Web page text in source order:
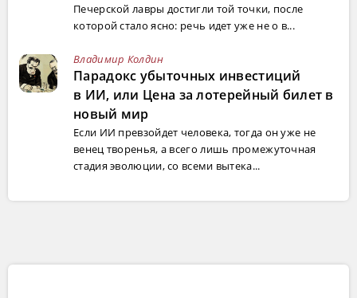
Печерской лавры достигли той точки, после
которой стало ясно: речь идет уже не о в...
Владимир Колдин
Парадокс убыточных инвестиций
в ИИ, или Цена за лотерейный билет в
новый мир
Если ИИ превзойдет человека, тогда он уже не
венец творенья, а всего лишь промежуточная
стадия эволюции, со всеми вытека...